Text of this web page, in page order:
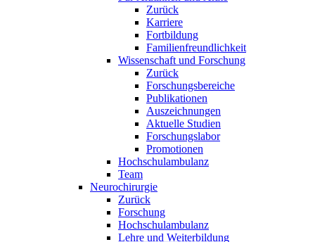
Zurück
Karriere
Fortbildung
Familienfreundlichkeit
Wissenschaft und Forschung
Zurück
Forschungsbereiche
Publikationen
Auszeichnungen
Aktuelle Studien
Forschungslabor
Promotionen
Hochschulambulanz
Team
Neurochirurgie
Zurück
Forschung
Hochschulambulanz
Lehre und Weiterbildung